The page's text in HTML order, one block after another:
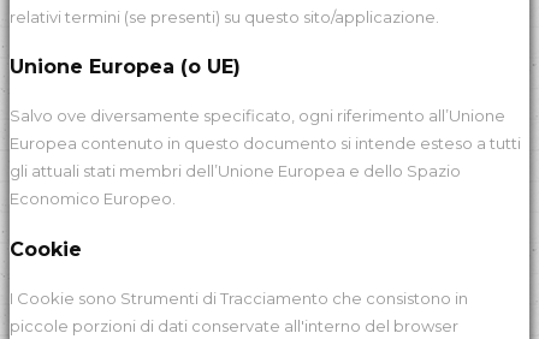
relativi termini (se presenti) su questo sito/applicazione.
Unione Europea (o UE)
Salvo ove diversamente specificato, ogni riferimento all’Unione
Europea contenuto in questo documento si intende esteso a tutti
gli attuali stati membri dell’Unione Europea e dello Spazio
Economico Europeo.
Cookie
I Cookie sono Strumenti di Tracciamento che consistono in
piccole porzioni di dati conservate all'interno del browser